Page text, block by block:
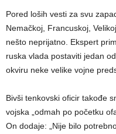
Pored loših vesti za svu
Nemačkoj, Francuskoj,
nešto neprijatno. Ekspert
ruska vlada postaviti jedan
okviru neke velike vojne
Bivši tenkovski oficir takođe
vojska „odmah po početku
On dodaje: „Nije bilo